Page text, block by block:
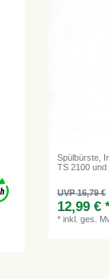
Spülbürste,
TS 2100 und
UVP 16,79 €
12,99 €
*inkl. ges.